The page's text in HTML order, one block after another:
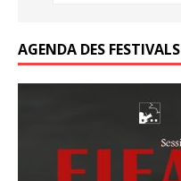
AGENDA DES FESTIVALS